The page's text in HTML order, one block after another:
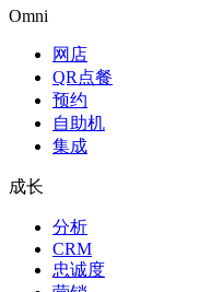
Omni
网店
QR点餐
预约
自助机
集成
成长
分析
CRM
忠诚度